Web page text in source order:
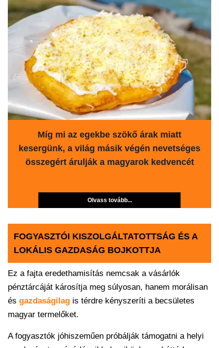
Míg mi az egekbe szökő árak miatt
kesergünk, a világ másik végén nevetséges
összegért árulják a magyarok kedvencét
Olvass tovább...
FOGYASZTÓI KISZOLGÁLTATOTTSÁG ÉS A
LOKÁLIS GAZDASÁG BOJKOTTJA
Ez a fajta eredethamisítás nemcsak a vásárlók
pénztárcáját károsítja meg súlyosan, hanem morálisan
és gazdaságilag is térdre kényszeríti a becsületes
magyar termelőket.
A fogyasztók jóhiszeműen próbálják támogatni a helyi